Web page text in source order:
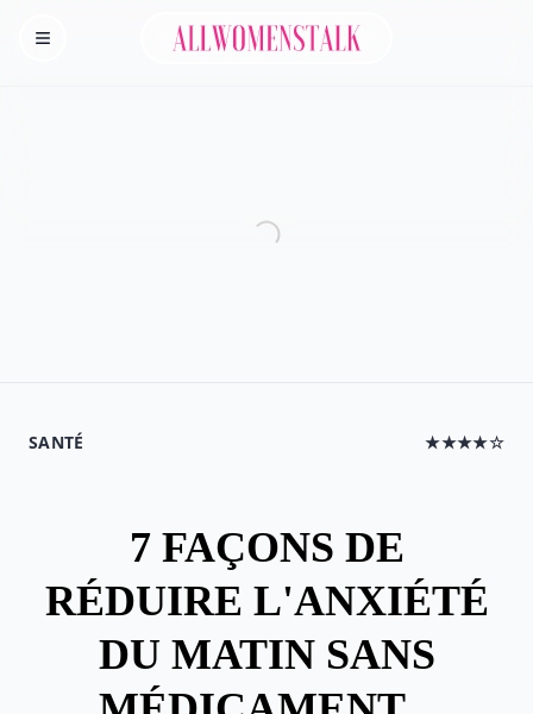
Homepage
Allwomenstalk
SANTÉ ★★★★☆
7 FAÇONS DE
RÉDUIRE L'ANXIÉTÉ
DU MATIN SANS